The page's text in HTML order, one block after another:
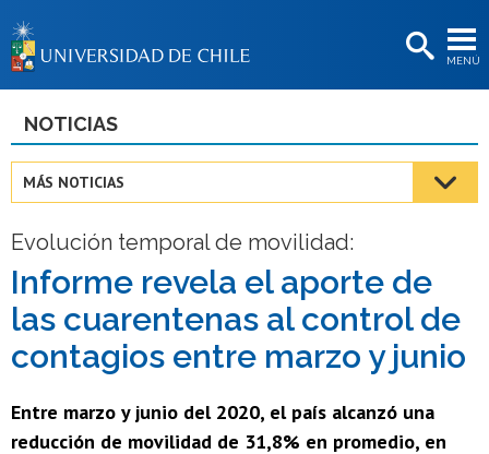
MENÚ
BIBLIOTECAS
Estudiantes
Académicas/os
Funcionarias/os
Egresadas/os
NOTICIAS
MÁS NOTICIAS
Evolución temporal de movilidad:
Informe revela el aporte de
las cuarentenas al control de
contagios entre marzo y junio
Entre marzo y junio del 2020, el país alcanzó una
reducción de movilidad de 31,8% en promedio, en